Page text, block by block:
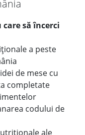
să încerci
a peste
de mese cu
completate
codului de
ale